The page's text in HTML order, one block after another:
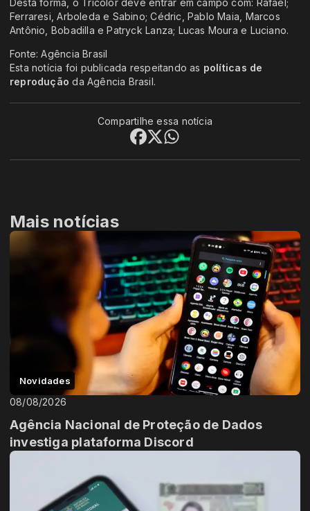
Desta forma, o Tricolor deve entrar em campo com: Rafael;
Ferraresi, Arboleda e Sabino; Cédric, Pablo Maia, Marcos
Antônio, Bobadilla e Patryck Lanza; Lucas Moura e Luciano.
Fonte: Agência Brasil
Esta notícia foi publicada respeitando as políticas de
reprodução da Agência Brasil.
Compartilhe essa notícia
Mais notícias
Novidades
08/08/2026
Agência Nacional de Proteção de Dados
investiga plataforma Discord